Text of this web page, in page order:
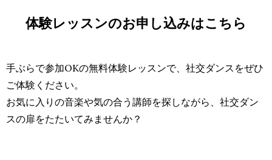
体験レッスンのお申し込みはこちら
手ぶらで参加OKの無料体験レッスンで、社交ダンスをぜひ
ご体験ください。
お気に入りの音楽や気の合う講師を探しながら、社交ダン
スの扉をたたいてみませんか？